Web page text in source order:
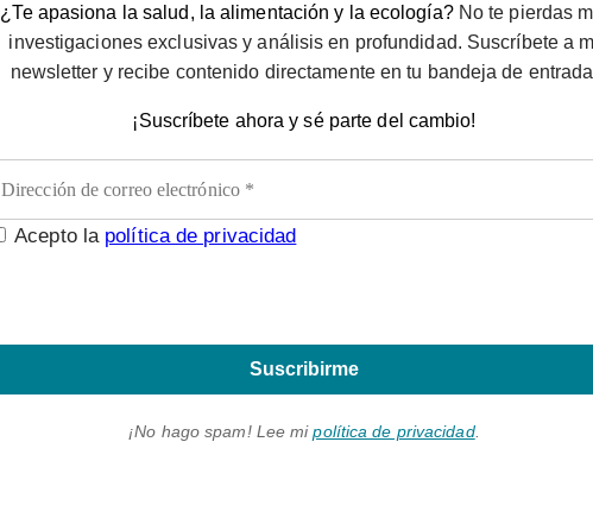
¿Te apasiona la salud, la alimentación y la ecología?No te pierdas
investigaciones exclusivas y análisis en profundidad. Suscríbete a
newsletter y recibe contenido directamente en tu bandeja de
¡Suscríbete ahora y sé parte del cambio!
Acepto la política de privacidad
Suscribirme
¡No hago spam! Lee mipolítica de privacidad.